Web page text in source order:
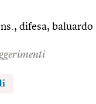
difesa, baluardo